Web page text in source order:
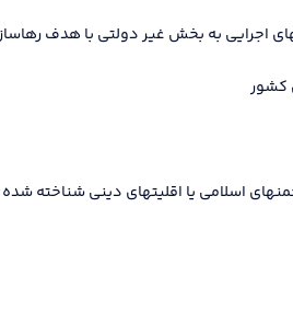
اجرایی به بخش غیر دولتی با هدف
کشور
اسلامی یا اقلیتهای دینی شناخته شده